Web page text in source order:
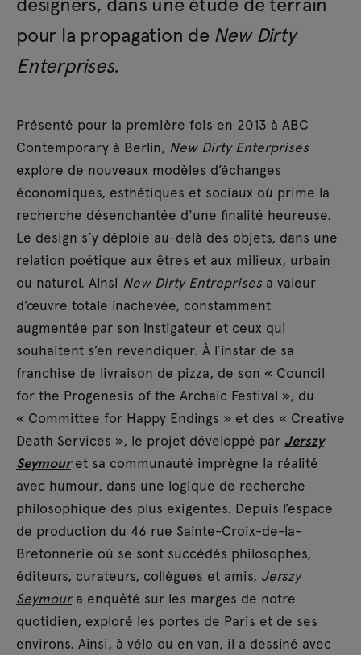
pour la propagation de New Dirty
Enterprises.
Présenté pour la première fois en 2013 à ABC
Contemporary à Berlin, New Dirty Enterprises
explore de nouveaux modèles d’échanges
économiques, esthétiques et sociaux où prime la
recherche désenchantée d'une finalité heureuse.
Le design s’y déploie au-delà des objets, dans une
relation poétique aux êtres et aux milieux, urbain
ou naturel. Ainsi New Dirty Entreprises a valeur
d’œuvre totale inachevée, constamment
augmentée par son instigateur et ceux qui
souhaitent s’en revendiquer. À l’instar de sa
franchise de livraison de pizza, de son « Council
for the Progenesis of the Archaic Festival », du
« Committee for Happy Endings » et des « Creative
Death Services », le projet développé par Jerszy
Seymouret sa communauté imprègne la réalité
avec humour, dans une logique de recherche
philosophique des plus exigentes. Depuis l’espace
de production du 46 rue Sainte-Croix-de-la-
Bretonnerie où se sont succédés philosophes,
éditeurs, curateurs, collègues et amis, Jerszy
Seymoura enquêté sur les marges de notre
quotidien, exploré les portes de Paris et de ses
environs. Ainsi, à vélo ou en van, il a dessiné avec